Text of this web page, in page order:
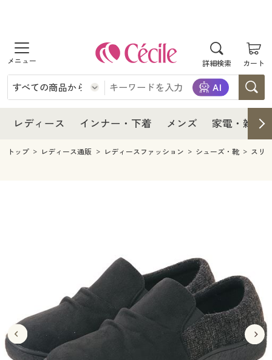
詳細検索 カート
商品を探す
レディース
レディースファッション
インナー・下着
インナー・下着通販すべて
メンズ
キッチン・雑貨・日用品
寝具・ベッド
カーテン・ラグ・ファブリック
美容・健康通販すべて
美容・健康・サプリメント
制服・スクール
制服・スクールすべて
制服・学生服
大きいサイズ
大きいサイズ通販すべて
バーゲン
レディース インナー・下着 メンズ 家電・雑貨
レディース
レディース通販すべて
レディースファッション
インナー・下着
インナー・下着通販すべて
メンズ
カーテン・ラグ・ファブリック
美容・健康・サプリメント
制服・スクールすべて
制服・学生服
ジュニア・ティーンズ下着
大きいサイズ通販すべて
大きいサイズ レディース服
バーゲン
バーゲンセール
詳細検索
トップ レディース通販 レディースファッション シューズ・靴 スリ